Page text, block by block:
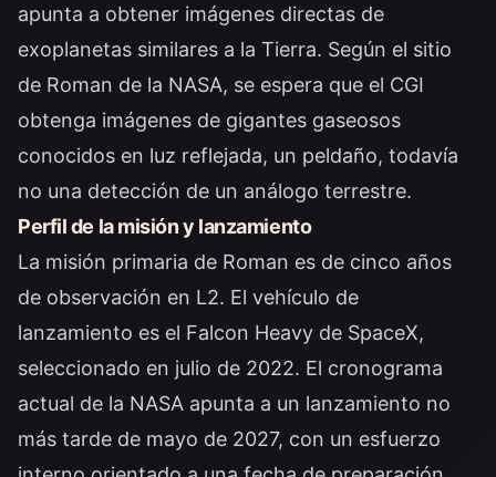
apunta a obtener imágenes directas de
exoplanetas similares a la Tierra. Según el sitio
de Roman de la NASA, se espera que el CGI
obtenga imágenes de gigantes gaseosos
conocidos en luz reflejada, un peldaño, todavía
no una detección de un análogo terrestre.
Perfil de la misión y lanzamiento
La misión primaria de Roman es de cinco años
de observación en L2. El vehículo de
lanzamiento es el Falcon Heavy de SpaceX,
seleccionado en julio de 2022. El cronograma
actual de la NASA apunta a un lanzamiento no
más tarde de mayo de 2027, con un esfuerzo